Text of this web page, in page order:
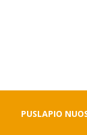
PUSLAPIO